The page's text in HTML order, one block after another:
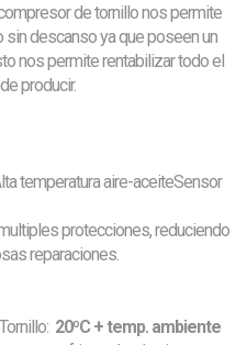
de tornillo nos permite
descanso ya que poseen un
nos permite rentabilizar todo el
producir.
temperatura aire-aceiteSensor
protecciones, reduciendo
reparaciones.
20ºC + temp. ambiente